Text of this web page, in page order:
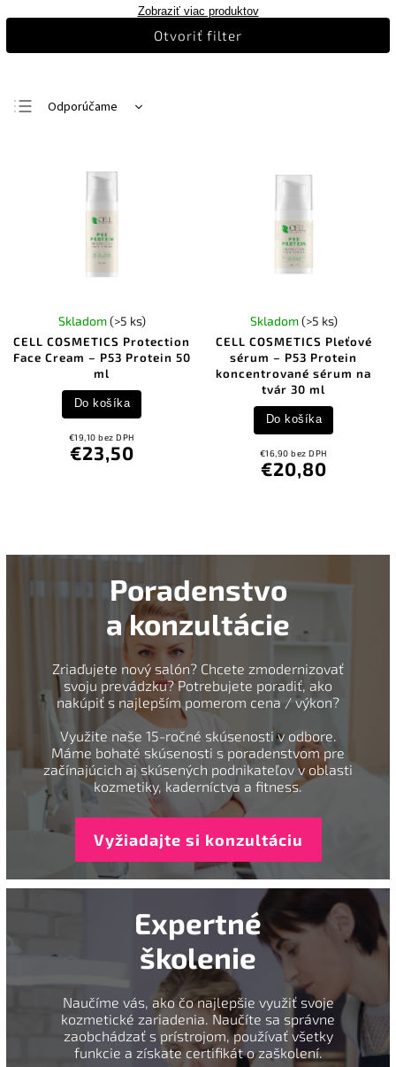
Zobraziť viac produktov
Odporúčame
Abecedne
Otvoriť filter
CELL COSMETICS Protection
Face Cream – P53 Protein 50
ml
Skladom(>5 ks)
€19,10 bez DPH
€23,50
Do košíka
CELL COSMETICS Pleťové
sérum – P53 Protein
koncentrované sérum na
tvár 30 ml
Skladom(>5 ks)
€16,90 bez DPH
€20,80
Do košíka
Poradenstvo
a konzultácie
Zriaďujete nový salón? Chcete zmodernizovať
svoju prevádzku? Potrebujete poradiť, ako
nakúpiť s najlepším pomerom cena / výkon?
Využite naše 15-ročné skúsenosti v odbore.
Máme bohaté skúsenosti s poradenstvom pre
začínajúcich aj skúsených podnikateľov v oblasti
kozmetiky, kaderníctva a fitness.
Vyžiadajte si konzultáciu
Expertné
školenie
Naučíme vás, ako čo najlepšie využiť svoje
kozmetické zariadenia. Naučíte sa správne
zaobchádzať s prístrojom, používať všetky
funkcie a získate certifikát o zaškolení.